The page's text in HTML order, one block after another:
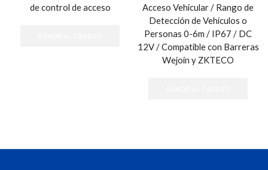
de control de acceso
Acceso Vehicular / Rango de
Detección de Vehículos o
Personas 0-6m / IP67 / DC
12V / Compatible con Barreras
Wejoin y ZKTECO